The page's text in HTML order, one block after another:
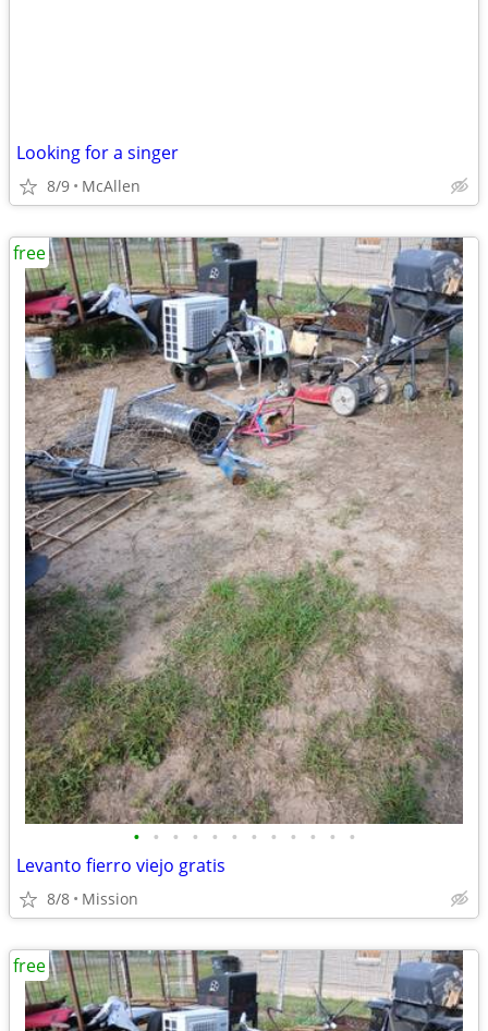
Looking for a singer
8/9 McAllen
• • • • • • • • • • • •
Levanto fierro viejo gratis
8/8 Mission
free
free